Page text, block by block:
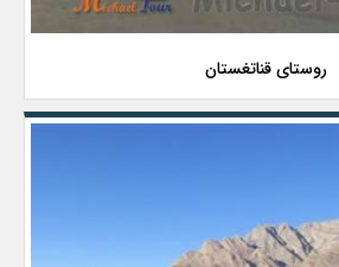
روستای قناتغستان